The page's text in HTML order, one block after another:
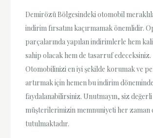
Demirözü Bölgesindeki otomobil
indirim fırsatını kaçırmamak önemlidir.
parçalarında yapılan indirimlerle hem
sahip olacak hem de tasarruf edeceksiniz.
Otomobilinizi en iyi şekilde korumak ve
artırmak için hemen bu indirim
faydalanabilirsiniz. Unutmayın, siz değerli
müşterilerimizin memnuniyeti her zaman
tutulmaktadır.